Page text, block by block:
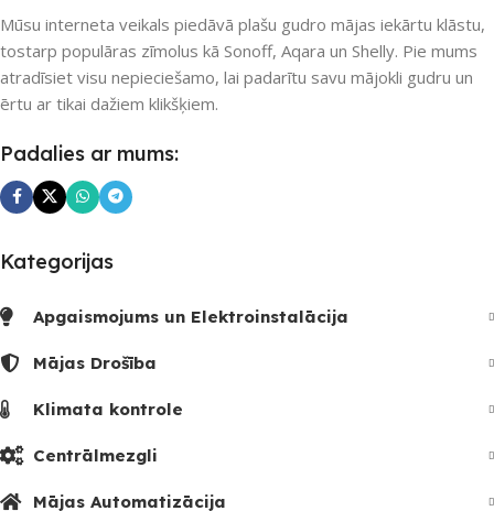
Mūsu interneta veikals piedāvā plašu gudro mājas iekārtu klāstu,
tostarp populāras zīmolus kā Sonoff, Aqara un Shelly. Pie mums
atradīsiet visu nepieciešamo, lai padarītu savu mājokli gudru un
ērtu ar tikai dažiem klikšķiem.
Padalies ar mums:
Kategorijas
Apgaismojums un Elektroinstalācija
Mājas Drošība
Klimata kontrole
Centrālmezgli
Mājas Automatizācija